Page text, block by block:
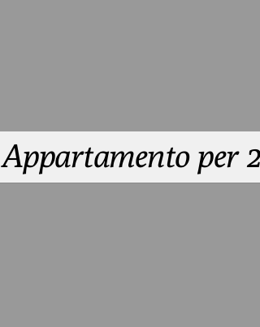
Appartamento per